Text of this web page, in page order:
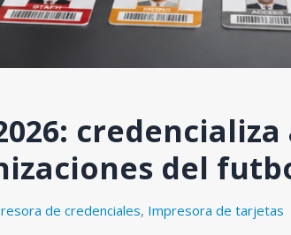
del
de credenciales, Impresora de tarjetas